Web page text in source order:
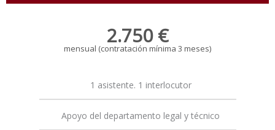
2.750 €
mensual (contratación mínima 3 meses)
1 asistente. 1 interlocutor
Apoyo del departamento legal y técnico